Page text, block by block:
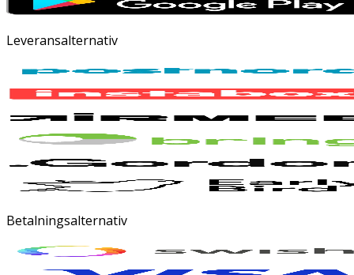
Leveransalternativ
Betalningsalternativ